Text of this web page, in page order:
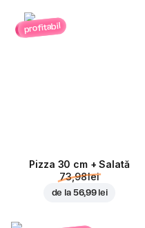
profitabil
Pizza 30 cm + Salată
73,98 lei
de la 56,99 lei